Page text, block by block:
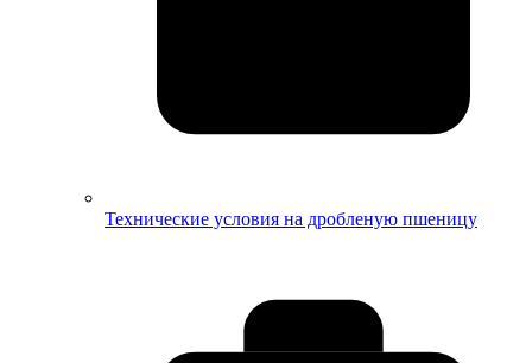
Технические условия на дробленую пшеницу